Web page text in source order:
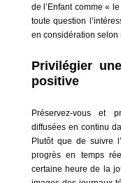
de l’Enfantcomme « le
toute question
en considération selon
Privilégier
positive
Préservez-vous et
diffusées en continu
Plutôt que de suivre
progrès en temps
certaine heure de la